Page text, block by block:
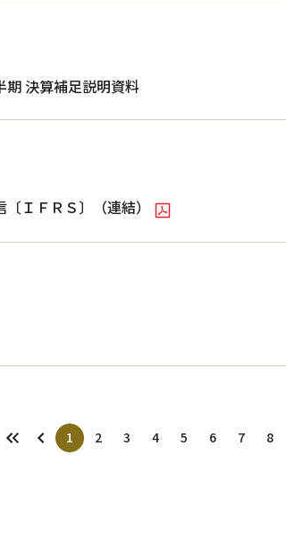
期 決算補足説明資料
ＩＦＲＳ〕（連結）
1 2 3 4 5 6 7 8